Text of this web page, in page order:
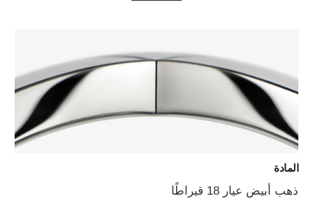
المادة
ذهب أبيض عيار 18 قيراطًا